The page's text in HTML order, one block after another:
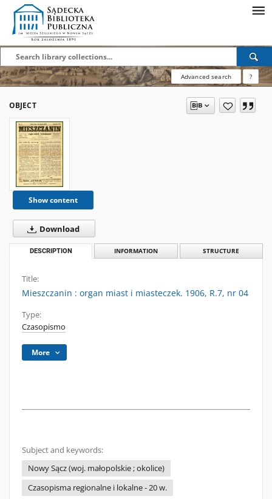
Advanced search ?
OBJECT
Show content
Download
DESCRIPTION INFORMATION STRUCTURE
Title:
Mieszczanin : organ miast i miasteczek. 1906, R.7, nr 04
Type:
Czasopismo
More
Subject and keywords:
Nowy Sącz (woj. małopolskie ; okolice)
Czasopisma regionalne i lokalne - 20 w.